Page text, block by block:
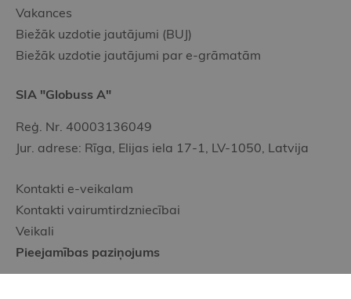
Vakances
Biežāk uzdotie jautājumi (BUJ)
Biežāk uzdotie jautājumi par e-grāmatām
SIA "Globuss A"
Reģ. Nr. 40003136049
Jur. adrese: Rīga, Elijas iela 17-1, LV-1050, Latvija
Kontakti e-veikalam
Kontakti vairumtirdzniecībai
Veikali
Pieejamības paziņojums